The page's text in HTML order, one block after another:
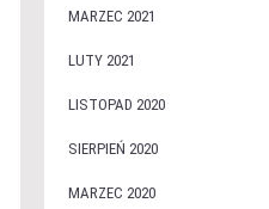
MARZEC 2021
LUTY 2021
LISTOPAD 2020
SIERPIEŃ 2020
MARZEC 2020